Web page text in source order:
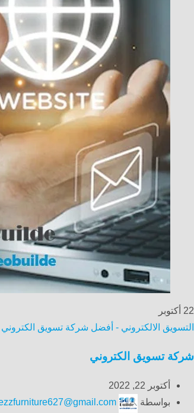
22 أكتوبر
التسويق الالكتروني - أفضل شركة تسويق الكتروني
شركة تسويق الكتروني
أكتوبر 22, 2022
بواسطة